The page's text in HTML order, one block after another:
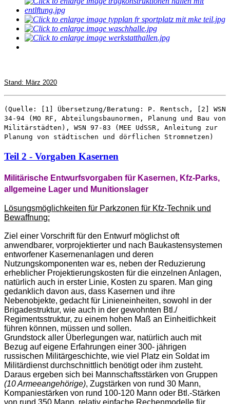
Stand: März 2020
(Quelle: [1] Übersetzung/Beratung: P. Rentsch, [2] WSN
34-94 (MO RF, Abteilungsbaunormen, Planung und Bau von
Militärstädten), WSN 97-83 (MEE UdSSR, Anleitung zur
Planung von städtischen und dörflichen Stromnetzen)
Teil 2 - Vorgaben Kasernen
Militärische Entwurfsvorgaben für Kasernen, Kfz-Parks,
allgemeine Lager und Munitionslager
Lösungsmöglichkeiten für Parkzonen für Kfz-Technik und
Bewaffnung:
Ziel einer Vorschrift für den Entwurf möglichst oft
anwendbarer, vorprojektierter und nach Baukastensystemen
entworfener Kasernenanlagen und deren
Nutzungskomponenten war es, neben der Reduzierung
erheblicher Projektierungskosten für die einzelnen Anlagen,
natürlich auch in erster Linie, Kosten zu sparen. Man ging
gedanklich davon aus, dass Kasernen und ihre
Nebenobjekte, gedacht für Linieneinheiten, sowohl in der
Brigadestruktur, wie auch in der gewohnten Btl./
Regimentsstruktur, zu einem hohen Maß an Einheitlichkeit
führen können, müssen und sollen.
Grundstock aller Überlegungen war, natürlich auch mit
Bezug auf eigene Erfahrungen einer 300- jährigen
russischen Militärgeschichte, wie viel Platz ein Soldat im
Militärdienst durchschnittlich benötigt oder ihm zusteht.
Daraus ergeben sich bei Mannschaftsstärken von Gruppen
(10 Armeeangehörige), Zugstärken von rund 30 Mann,
Kompaniestärken von rund 100-120 Mann oder Btl.-Stärken